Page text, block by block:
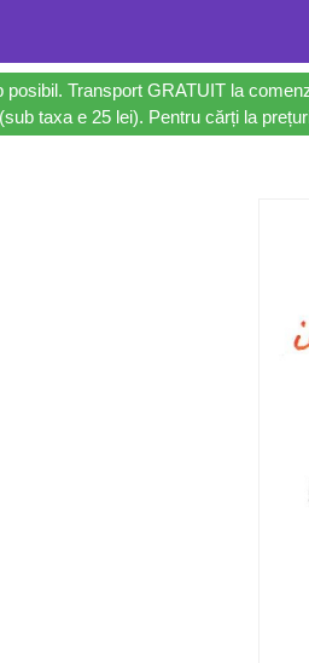
Transport GRATUIT la
taxa e 25 lei). Pentru cărți la